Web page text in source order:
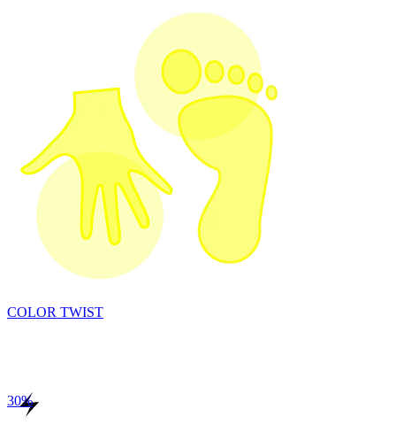
COLOR TWIST
30%